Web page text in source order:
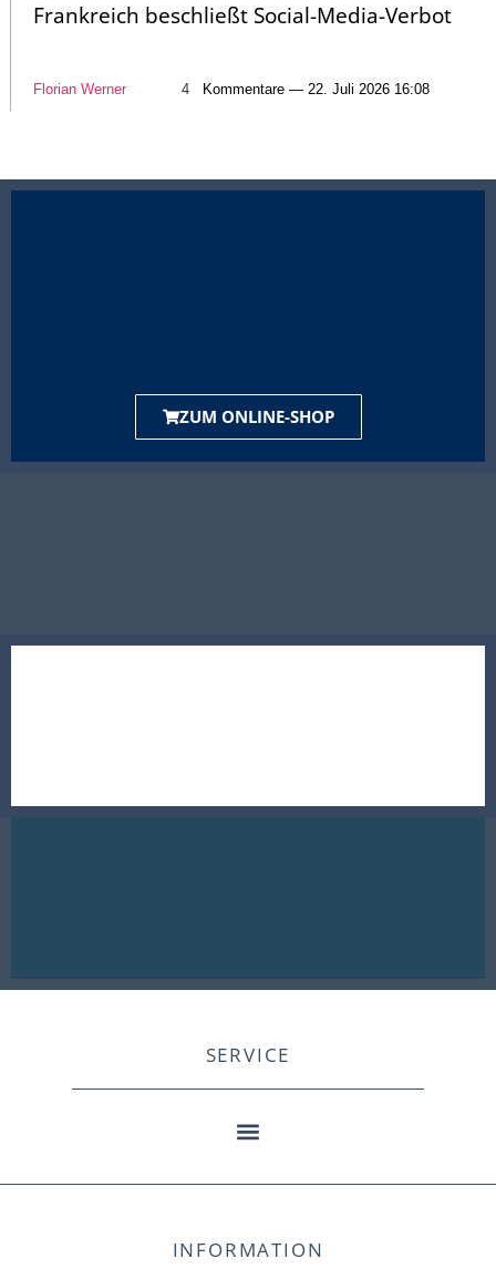
Frankreich beschließt Social-Media-Verbot
Florian Werner 4 Kommentare — 22. Juli 2026 16:08
ZUM ONLINE-SHOP
SERVICE
INFORMATION